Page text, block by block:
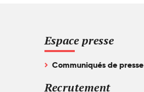
Espace presse
Communiqués de presse
Recrutement